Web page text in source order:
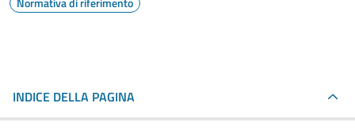
INDICE DELLA PAGINA